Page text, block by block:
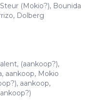
(Mokio?), Bounida
Dolberg
(aankoop?),
aankoop, Mokio
aankoop,